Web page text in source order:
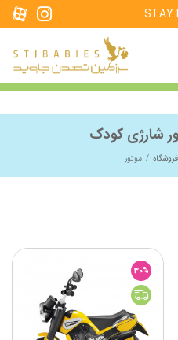
STAY
شارژی کودک
فروشگاه موتور
30%